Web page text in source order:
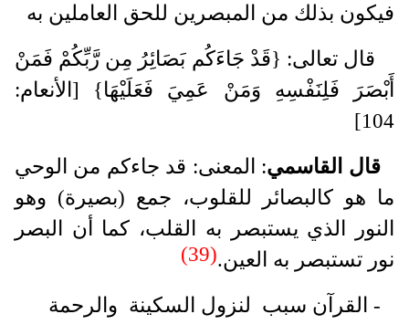
فيكون بذلك من المبصرين للحق العاملين به
قال تعالى: {قَدْ جَاءَكُم بَصَائِرُ مِن رَّبِّكُمْ فَمَنْ
أَبْصَرَ فَلِنَفْسِهِ وَمَنْ عَمِيَ فَعَلَيْهَا} [الأنعام:
104]
قال القاسمي: المعنى: قد جاءكم من الوحي
ما هو كالبصائر للقلوب، جمع (بصيرة) وهو
النور الذي يستبصر به القلب، كما أن البصر
نور تستبصر به العين.(39)
- القرآن سبب لنزول السكينة والرحمة